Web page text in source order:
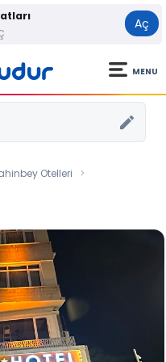
Aç
MENU
Otelleri